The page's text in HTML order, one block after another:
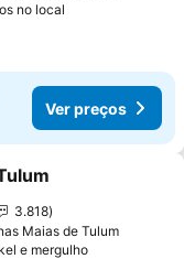
no local
Ver preços
aos favoritos
3.818
Maias de Tulum
e mergulho